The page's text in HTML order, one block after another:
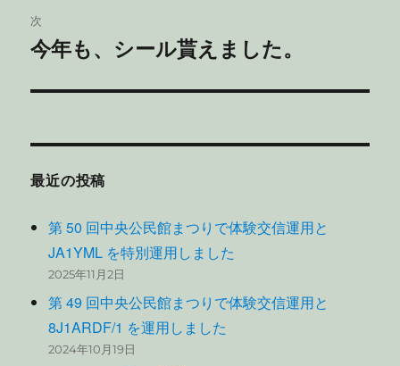
ゲ
ー
シ
ン
次
次
投
今年も、シール貰えました。
最近の投稿
第 50 回中央公民館まつりで体験交信運用と
JA1YML を特別運用しました
2025年11月2日
第 49 回中央公民館まつりで体験交信運用と
8J1ARDF/1 を運用しました
2024年10月19日